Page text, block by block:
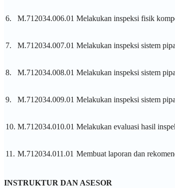
6. M.712034.006.01 Melakukan inspeksi fisik
7. M.712034.007.01 Melakukan inspeksi sistem
8. M.712034.008.01 Melakukan inspeksi sistem
9. M.712034.009.01 Melakukan inspeksi sistem
10. M.712034.010.01 Melakukan evaluasi hasil
11. M.712034.011.01 Membuat laporan dan
INSTRUKTUR DAN ASESOR